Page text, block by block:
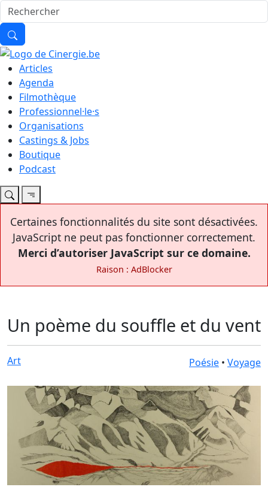
Articles
Agenda
Filmothèque
Professionnel·le·s
Organisations
Castings & Jobs
Boutique
Podcast
Certaines fonctionnalités du site sont désactivées.
JavaScript ne peut pas fonctionner correctement.
Merci d’autoriser JavaScript sur ce domaine.
Raison : AdBlocker
Un poème du souffle et du vent
Art Poésie • Voyage